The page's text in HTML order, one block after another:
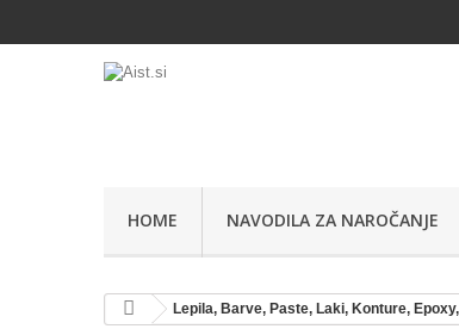
HOME NAVODILA ZA NAROČANJE
Lepila, Barve, Paste, Laki, Konture,